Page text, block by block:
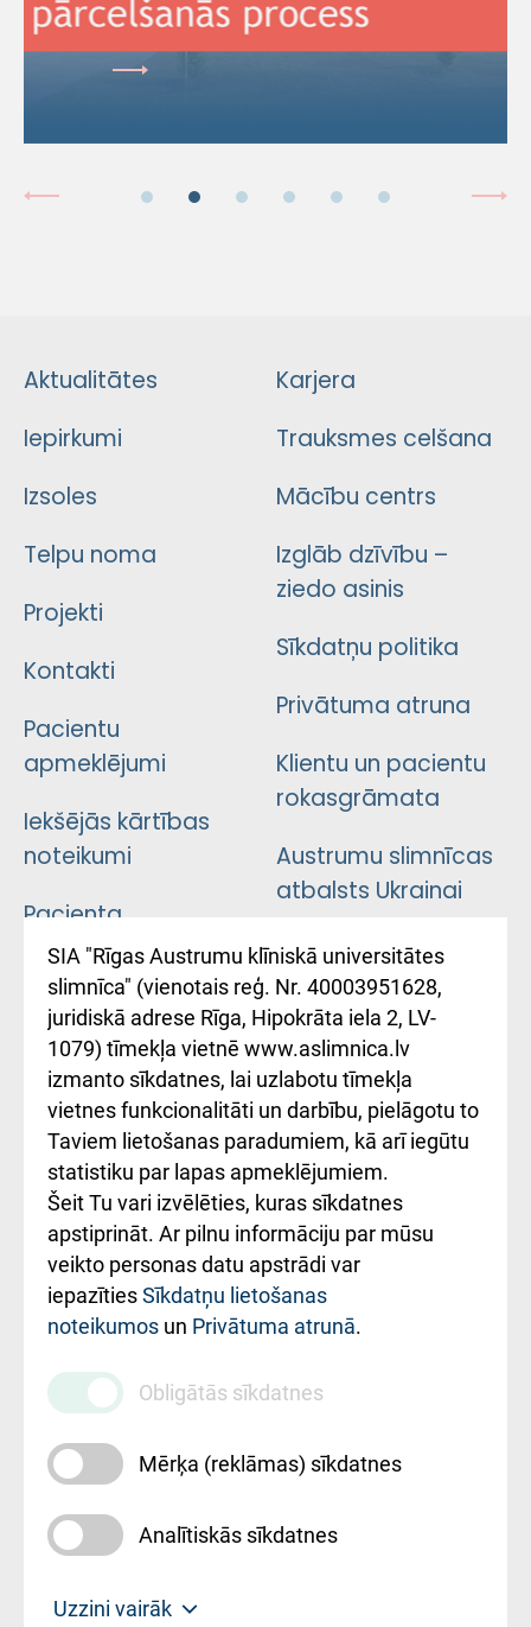
Aktualitātes
Iepirkumi
Izsoles
Telpu noma
Projekti
Kontakti
Pacientu
apmeklējumi
Iekšējās kārtības
noteikumi
Pacienta
atsauksmju/sūdzību
iesniegšanas
kārtība
Kā pie mums nokļūt
Rēķinu apmaksas
ceļvedis
Rekvizīti un
ārstniecības
iestādes kods
010000234
Maksas
pakalpojumu
cenrādis
Karjera
Trauksmes celšana
Mācību centrs
Izglāb dzīvību –
ziedo asinis
Sīkdatņu politika
Privātuma atruna
Klientu un pacientu
rokasgrāmata
Austrumu slimnīcas
atbalsts Ukrainai
Підтримка Східної
лікарні та співпраця з
Україною
SIA "Rīgas Austrumu klīniskā universitātes
slimnīca" (vienotais reģ. Nr. 40003951628,
juridiskā adrese Rīga, Hipokrāta iela 2, LV-
1079) tīmekļa vietnē www.aslimnica.lv
izmanto sīkdatnes, lai uzlabotu tīmekļa
vietnes funkcionalitāti un darbību, pielāgotu to
Taviem lietošanas paradumiem, kā arī iegūtu
statistiku par lapas apmeklējumiem.
Šeit Tu vari izvēlēties, kuras sīkdatnes
apstiprināt. Ar pilnu informāciju par mūsu
veikto personas datu apstrādi var
iepazītiesSīkdatņu lietošanas
noteikumos un Privātuma atrunā.
Obligātās sīkdatnes
Mērķa (reklāmas) sīkdatnes
Analītiskās sīkdatnes
Uzzini vairāk